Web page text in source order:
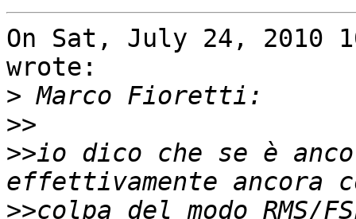
On Sat, July 24, 2010
wrote:
>
>>
>>io dico che se è
>>colpa del modo RMS/